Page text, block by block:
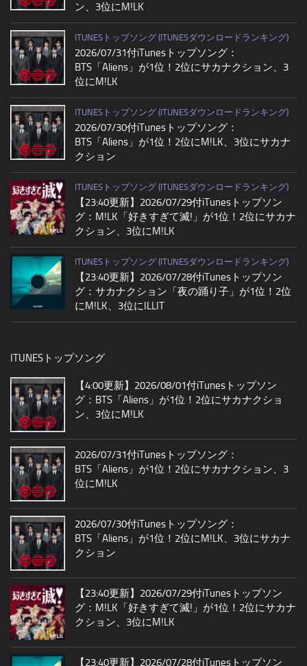
ン、3位にM!LK
ITUNESトップソング (ITUNESダウンロードランキング)
2026/07/31付iTunesトップソング：
BTS「Aliens」が1位！2位にサカナクション、3
位にM!LK
ITUNESトップソング (ITUNESダウンロードランキング)
2026/07/30付iTunesトップソング：
BTS「Aliens」が1位！2位にM!LK、3位にサカナ
クション
ITUNESトップソング (ITUNESダウンロードランキング)
【23:40更新】2026/07/29付iTunesトップソン
グ：M!LK「好きすぎて滅!」が1位！2位にサカナ
クション、3位にM!LK
ITUNESトップソング (ITUNESダウンロードランキング)
【23:40更新】2026/07/28付iTunesトップソン
グ：サカナクション「夜の踊り子」が1位！2位
にM!LK、3位にILLIT
ITUNESトップソング
【4:00更新】2026/08/01付iTunesトップソン
グ：BTS「Aliens」が1位！2位にサカナクショ
ン、3位にM!LK
2026/07/31付iTunesトップソング：
BTS「Aliens」が1位！2位にサカナクション、3
位にM!LK
2026/07/30付iTunesトップソング：
BTS「Aliens」が1位！2位にM!LK、3位にサカナ
クション
【23:40更新】2026/07/29付iTunesトップソン
グ：M!LK「好きすぎて滅!」が1位！2位にサカナ
クション、3位にM!LK
【23:40更新】2026/07/28付iTunesトップソン